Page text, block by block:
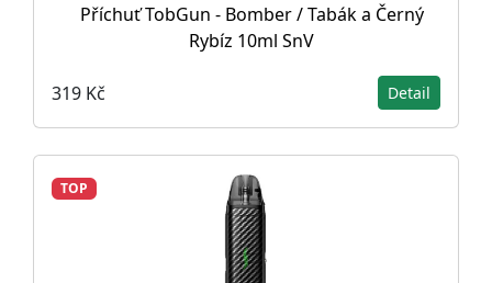
Příchuť TobGun - Bomber / Tabák a Černý
Rybíz 10ml SnV
319 Kč Detail
TOP